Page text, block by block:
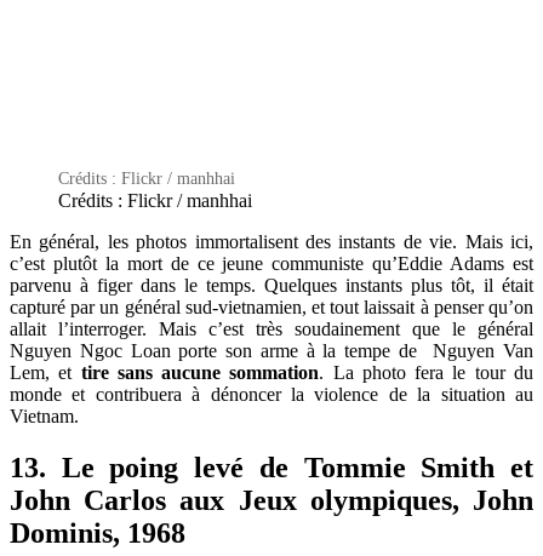
Crédits : Flickr / manhhai
Crédits : Flickr / manhhai
En général, les photos immortalisent des instants de vie. Mais ici,
c’est plutôt la mort de ce jeune communiste qu’Eddie Adams est
parvenu à figer dans le temps. Quelques instants plus tôt, il était
capturé par un général sud-vietnamien, et tout laissait à penser qu’on
allait l’interroger. Mais c’est très soudainement que le général
Nguyen Ngoc Loan porte son arme à la tempe de Nguyen Van
Lem, ettire sans aucune sommation. La photo fera le tour du
monde et contribuera à dénoncer la violence de la situation au
Vietnam.
13. Le poing levé de Tommie Smith et
John Carlos aux Jeux olympiques, John
Dominis, 1968